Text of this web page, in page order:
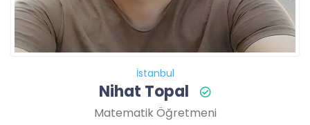
İstanbul
Nihat Topal
Matematik Öğretmeni